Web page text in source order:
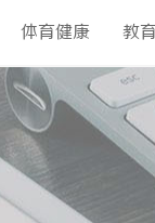
体育健康 教